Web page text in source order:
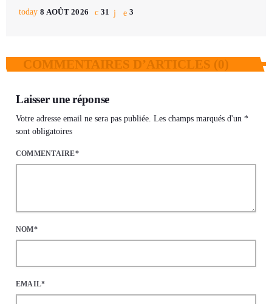
today 8 AOÛT 2026 31 3
COMMENTAIRES D’ARTICLES (0)
Laisser une réponse
Votre adresse email ne sera pas publiée. Les champs marqués d'un *
sont obligatoires
COMMENTAIRE*
NOM*
EMAIL*